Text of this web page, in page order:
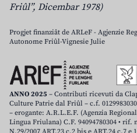
Friûl”, Dicembar 1978)
Progjet finanziât de ARLeF - Agjenzie
Autonome Friûl-Vignesie Julie
ANNO 2025 – Contributi ricevuti da
Culture Patrie dal Friûl – c.f.
– erogante: A.R.L.E.F. (Agenzia
Lingua Friulana) C.F. 94094780304 • rif.